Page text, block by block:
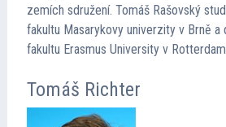
zemích sdružení. Tomáš Rašovský
fakultu Masarykovy univerzity v Brně a
fakultu Erasmus University v
Tomáš Richter